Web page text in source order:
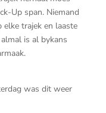
Up span. Niemand
trajek en laaste
is al bykans
was dit weer